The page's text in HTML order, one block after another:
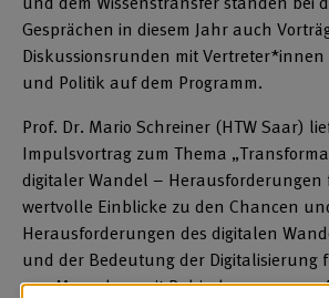
Gesprächen in diesem Jahr auch
Diskussionsrunden mit
und Politik auf dem Programm.
Prof. Dr. Mario Schreiner (HTW Saar)
Impulsvortrag zum Thema
digitaler Wandel – Herausforderungen
wertvolle Einblicke zu den Chancen
Herausforderungen des digitalen
und der Bedeutung der Digitalisierung
von Menschen mit Behinderungen am